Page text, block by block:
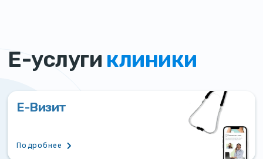
Е-услуги клиники
Е-Визит
Подробнее